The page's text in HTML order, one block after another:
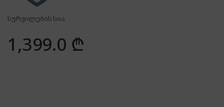
სურვილების სია
1,399.0 ₾